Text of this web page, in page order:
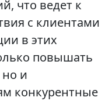
что ведет к
с клиентами
в этих
повышать
но и
конкурентные